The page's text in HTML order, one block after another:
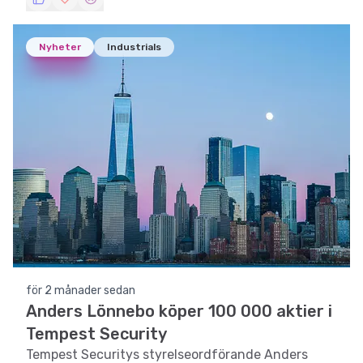
Nyheter Industrials
för 2 månader sedan
Anders Lönnebo köper 100 000 aktier i
Tempest Security
Tempest Securitys styrelseordförande Anders